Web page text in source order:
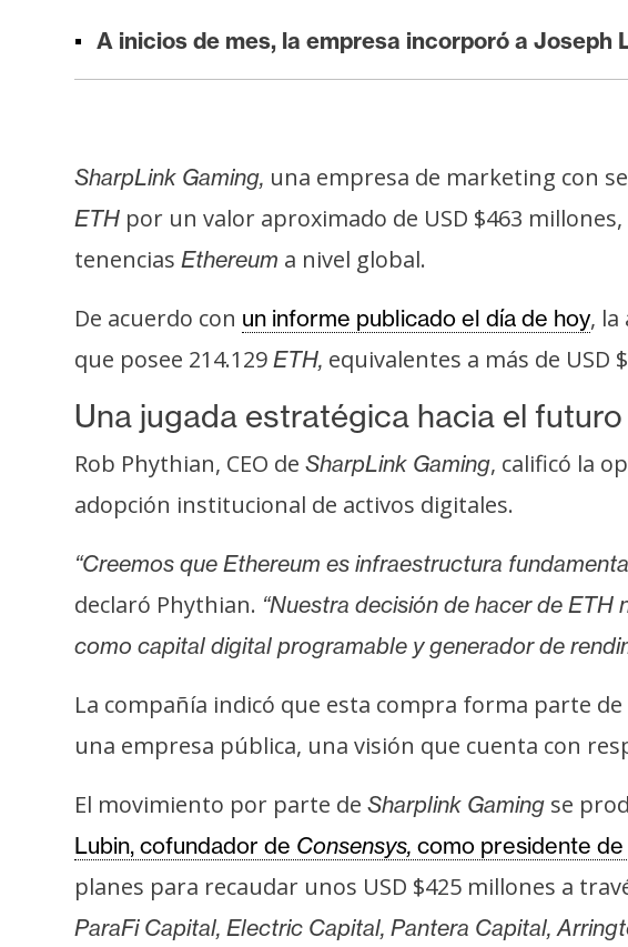
t
a
s
d
P
e
n
s
a
e
m
s
R
c
r
s
o
A inicios de mes, la empresa incorporó a
SharpLink Gaming, una empresa de marketing con
ETH por un valor aproximado de USD $463
tenencias Ethereum a nivel global.
De acuerdo con un informe publicado el día de hoy, la
que posee 214.129 ETH, equivalentes a más de USD
Una jugada estratégica hacia el
Rob Phythian, CEO de SharpLink Gaming, calificó la
adopción institucional de activos digitales.
“Creemos que Ethereum es infraestructura
declaró Phythian. “Nuestra decisión de hacer de
como capital digital programable y generador de
La compañía indicó que esta compra forma parte
una empresa pública, una visión que cuenta con
El movimiento por parte de Sharplink Gaming se
Lubin, cofundador de Consensys, como presidente
planes para recaudar unos USD $425 millones a
ParaFi Capital, Electric Capital, Pantera Capital,